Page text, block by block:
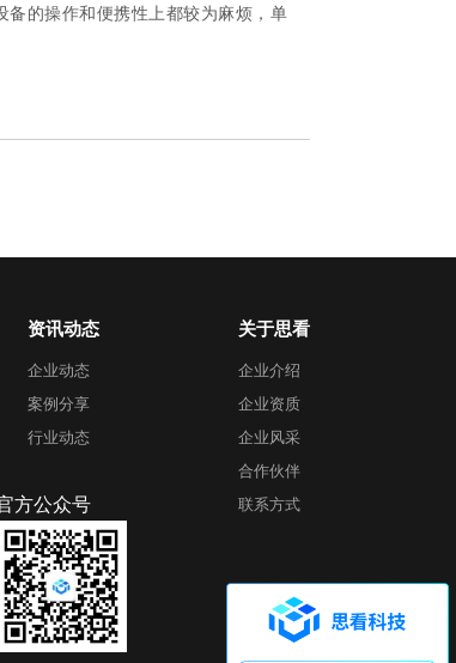
备的操作和便携性上都较为麻烦，单
资讯动态
企业动态
案例分享
行业动态
关于思看
企业介绍
企业资质
企业风采
合作伙伴
联系方式
方公众号